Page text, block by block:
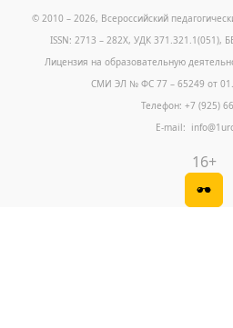
© 2010 – 2026, Всероссийский
ISSN: 2713 – 282X, УДК 371.321.1(051),
Лицензия на образовательную
СМИ ЭЛ № ФС 77 – 65249 от
Телефон: +7 (925)
E-mail:
16+